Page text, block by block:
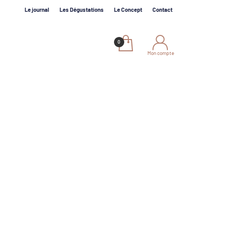
Le journal Les Dégustations Le Concept Contact
Mon compte